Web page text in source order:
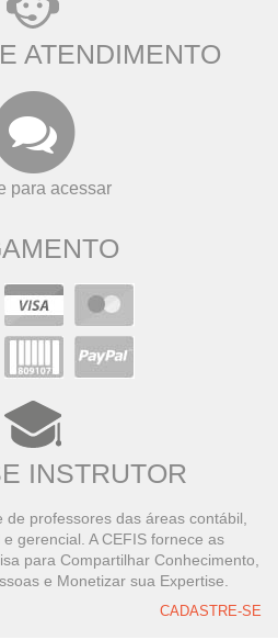
ATENDIMENTO
para acessar
INSTRUTOR
de professores das áreas contábil,
gerencial. A CEFIS fornece as
para Compartilhar Conhecimento,
e Monetizar sua Expertise.
CADASTRE-SE